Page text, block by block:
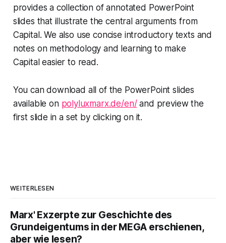
provides a collection of annotated PowerPoint
slides that illustrate the central arguments from
Capital. We also use concise introductory texts and
notes on methodology and learning to make
Capital easier to read.
You can download all of the PowerPoint slides
available on polyluxmarx.de/en/and preview the
first slide in a set by clicking on it.
WEITERLESEN
Marx' Exzerpte zur Geschichte des
Grundeigentums in der MEGA erschienen,
aber wie lesen?